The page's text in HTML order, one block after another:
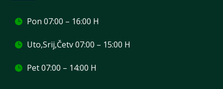
Pon 07:00 – 16:00 H
Uto,Srij,Četv 07:00 – 15:00 H
Pet 07:00 – 14:00 H